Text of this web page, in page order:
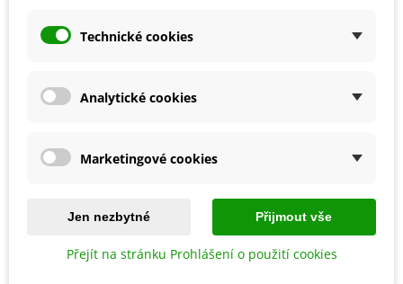
Ptačí budka pro brhlíka Bajin -
587 Kč
Hnojivo na zeleninu - BoPon -
500 ml
93 Kč
Technické cookies
Analytické cookies
Marketingové cookies
Jen nezbytné Přijmout vše
Přejít na stránku Prohlášení o použití cookies